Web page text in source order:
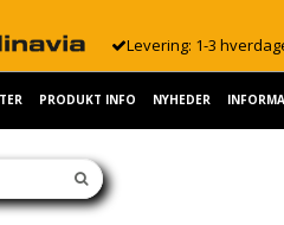
Levering: 1-3
PRODUKT INFO NYHEDER